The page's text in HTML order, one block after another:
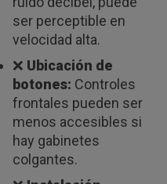
ser perceptible en
velocidad alta.
❌ Ubicación de
botones: Controles
frontales pueden ser
menos accesibles si
hay gabinetes
colgantes.